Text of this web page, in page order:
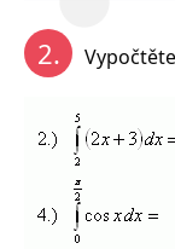
Leibniz –
Nechť funkce f
dolní ab horní
Newtonova
2.